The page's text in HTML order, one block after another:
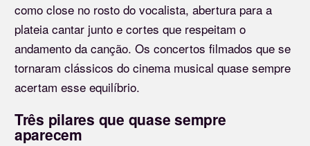
como close no rosto do vocalista, abertura para a
plateia cantar junto e cortes que respeitam o
andamento da canção. Os concertos filmados que se
tornaram clássicos do cinema musical quase sempre
acertam esse equilíbrio.
Três pilares que quase sempre
aparecem